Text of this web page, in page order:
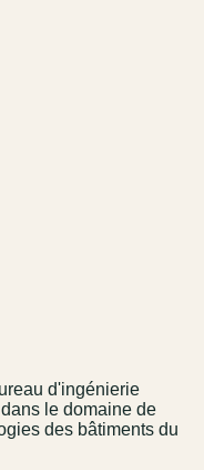
d'ingénierie
le domaine de
des bâtiments du